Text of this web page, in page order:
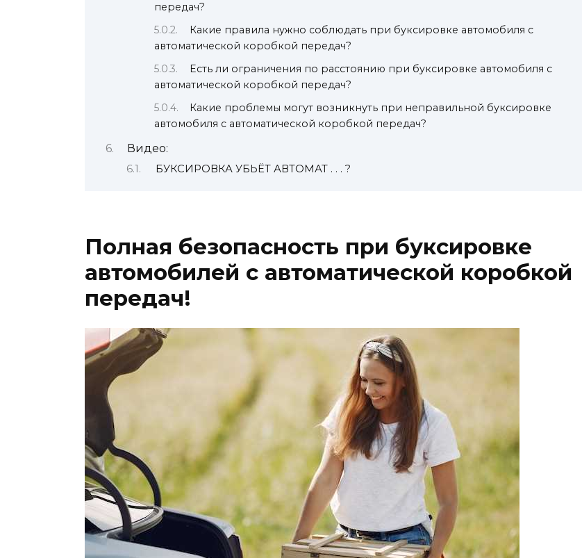
передач?
Какие правила нужно соблюдать при буксировке автомобиля с
автоматической коробкой передач?
Есть ли ограничения по расстоянию при буксировке автомобиля с
автоматической коробкой передач?
Какие проблемы могут возникнуть при неправильной буксировке
автомобиля с автоматической коробкой передач?
Видео:
БУКСИРОВКА УБЬЁТ АВТОМАТ . . . ?
Полная безопасность при буксировке
автомобилей с автоматической коробкой
передач!